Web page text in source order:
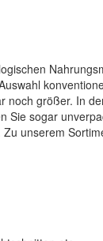
noch größer. In
Sie sogar
unserem